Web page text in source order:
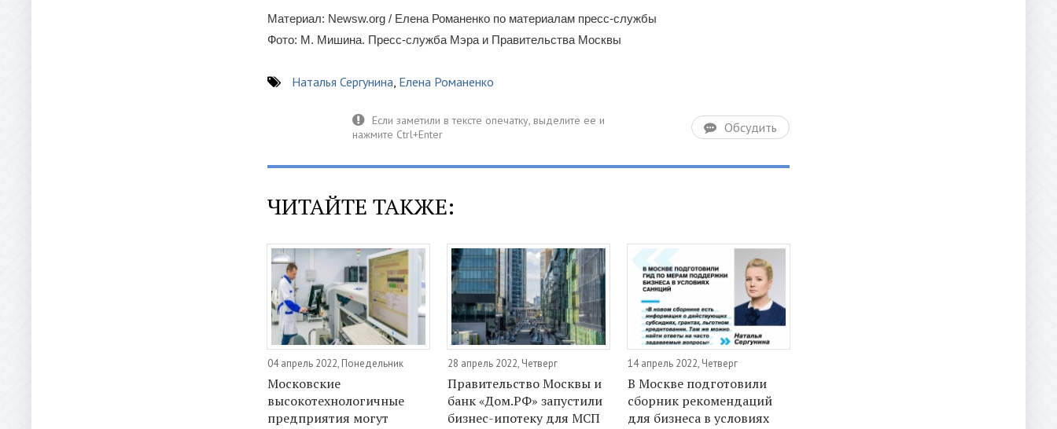
Материал: Newsw.org / Елена Романенко по материалам пресс-службы
Фото: М. Мишина. Пресс-служба Мэра и Правительства Москвы
Наталья Сергунина, Елена Романенко
Обсудить
ЧИТАЙТЕ ТАКЖЕ:
04 апрель 2022, Понедельник
Московские
высокотехнологичные
предприятия могут
28 апрель 2022, Четверг
Правительство Москвы и
банк «Дом.РФ» запустили
бизнес-ипотеку для МСП
14 апрель 2022, Четверг
В Москве подготовили
сборник рекомендаций
для бизнеса в условиях